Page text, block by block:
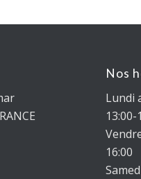
Nos
Lundi
13:00-
16:00